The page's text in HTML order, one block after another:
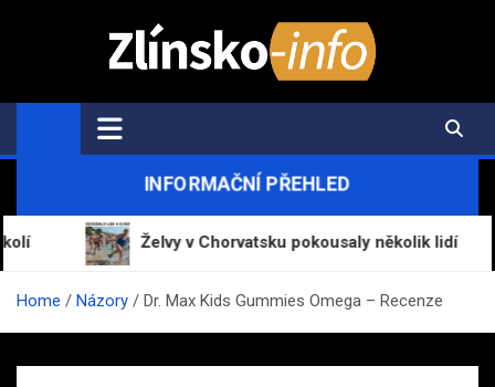
Zlínsko-Info.cz
Aktuální informace z regionu a zpravodajství
INFORMAČNÍ PŘEHLED
Želvy v Chorvatsku pokousaly několik lidí
Home Názory Dr. Max Kids Gummies Omega – Recenze